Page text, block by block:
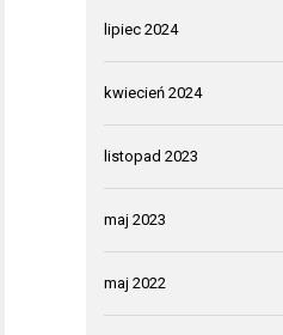
lipiec 2024
kwiecień 2024
listopad 2023
maj 2023
maj 2022